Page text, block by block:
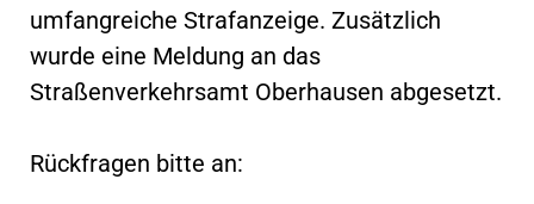
umfangreiche Strafanzeige. Zusätzlich
wurde eine Meldung an das
Straßenverkehrsamt Oberhausen abgesetzt.
Rückfragen bitte an: